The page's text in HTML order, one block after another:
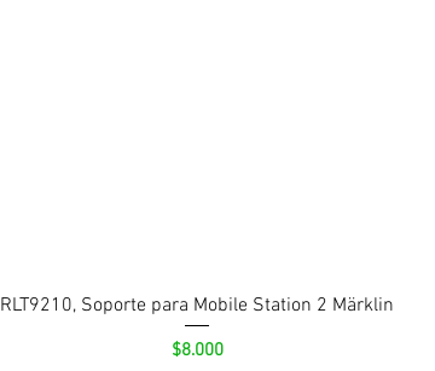
RLT9210, Soporte para Mobile Station 2 Märklin
Precio
$8.000